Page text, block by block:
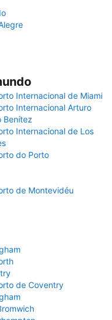
Internacional de Miami
Internacional Arturo
Benítez
Internacional de Los
do Porto
de Montevidéu
de Coventry